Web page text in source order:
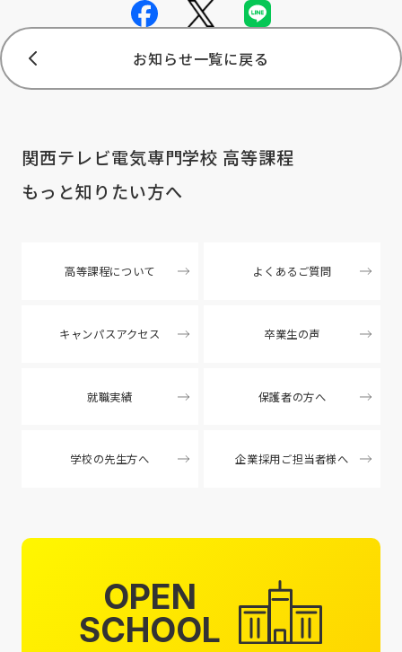
お知らせ一覧に戻る
関西テレビ電気専門学校 高等課程
もっと知りたい方へ
高等課程について よくあるご質問
キャンパスアクセス 卒業生の声
就職実績 保護者の方へ
学校の先生方へ 企業採用ご担当者様へ
OPEN
SCHOOL